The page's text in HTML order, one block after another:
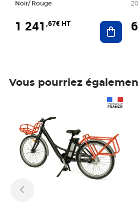
Noir/ Rouge
1 241 ,67€ HT 6
Vous pourriez